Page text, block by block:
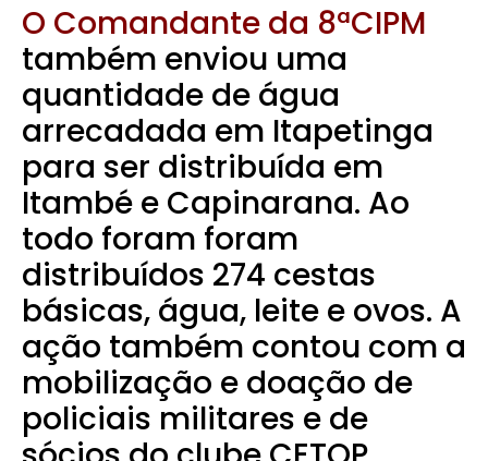
O Comandante da 8ªCIPM
também enviou uma
quantidade de água
arrecadada em Itapetinga
para ser distribuída em
Itambé e Capinarana. Ao
todo foram foram
distribuídos 274 cestas
básicas, água, leite e ovos. A
ação também contou com a
mobilização e doação de
policiais militares e de